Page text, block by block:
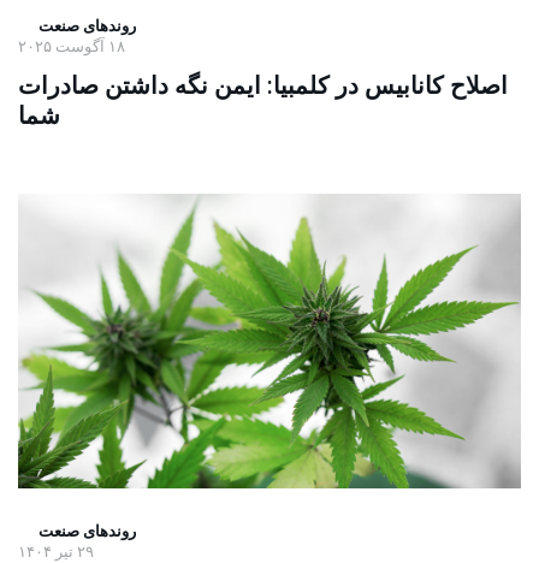
روندهای صنعت
۱۸ آگوست ۲۰۲۵
اصلاح کانابیس در کلمبیا: ایمن نگه داشتن صادرات
شما
روندهای صنعت
۲۹ تیر ۱۴۰۴